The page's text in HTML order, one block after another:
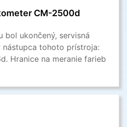
CM-2500d
bol ukončený, servisná
nástupca tohoto prístroja:
Hranice na meranie farieb